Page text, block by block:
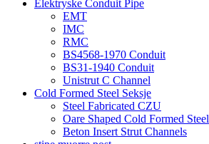
Elektryske Conduit Pipe
EMT
IMC
RMC
BS4568-1970 Conduit
BS31-1940 Conduit
Unistrut C Channel
Cold Formed Steel Seksje
Steel Fabricated CZU
Oare Shaped Cold Formed Steel
Beton Insert Strut Channels